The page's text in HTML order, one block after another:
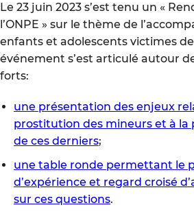
Le 23 juin 2023 s’est tenu un «
l’ONPE » sur le thème de
enfants et adolescents victimes
événement s’est articulé autour
forts:
une présentation des enjeux
prostitution des mineurs et à la
de ces derniers;
une table ronde permettant le
d’expérience et regard croisé
sur ces questions.